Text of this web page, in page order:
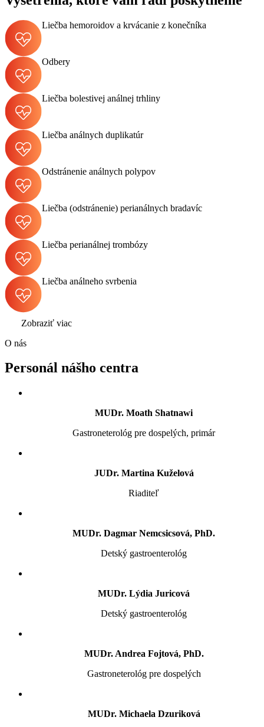
Liečba hemoroidov a krvácanie z konečníka
Odbery
Liečba bolestivej análnej trhliny
Liečba análnych duplikatúr
Odstránenie análnych polypov
Liečba (odstránenie) perianálnych bradavíc
Liečba perianálnej trombózy
Liečba análneho svrbenia
Zobraziť viac
O nás
Personál nášho centra
MUDr. Moath Shatnawi
Gastroneterológ pre dospelých, primár
JUDr. Martina Kuželová
Riaditeľ
MUDr. Dagmar Nemcsicsová, PhD.
Detský gastroenterológ
MUDr. Lýdia Juricová
Detský gastroenterológ
MUDr. Andrea Fojtová, PhD.
Gastroneterológ pre dospelých
MUDr. Michaela Dzuriková